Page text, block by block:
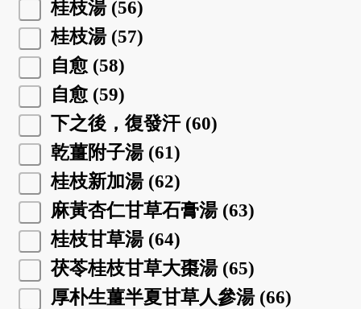
桂枝湯 (56)
桂枝湯 (57)
自愈 (58)
自愈 (59)
下之後，復發汗 (60)
乾薑附子湯 (61)
桂枝新加湯 (62)
麻黃杏仁甘草石膏湯 (63)
桂枝甘草湯 (64)
茯苓桂枝甘草大棗湯 (65)
厚朴生薑半夏甘草人參湯 (66)